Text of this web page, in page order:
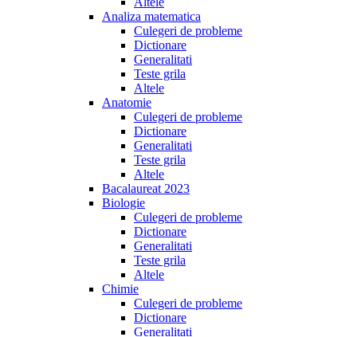
Analiza matematica
Culegeri de probleme
Dictionare
Generalitati
Teste grila
Altele
Anatomie
Culegeri de probleme
Dictionare
Generalitati
Teste grila
Altele
Bacalaureat 2023
Biologie
Culegeri de probleme
Dictionare
Generalitati
Teste grila
Altele
Chimie
Culegeri de probleme
Dictionare
Generalitati